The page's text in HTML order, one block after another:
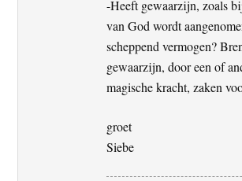
-Heeft gewaarzijn, zoals
van God wordt
scheppend vermogen?
gewaarzijn, door een of
magische kracht, zaken
groet
Siebe